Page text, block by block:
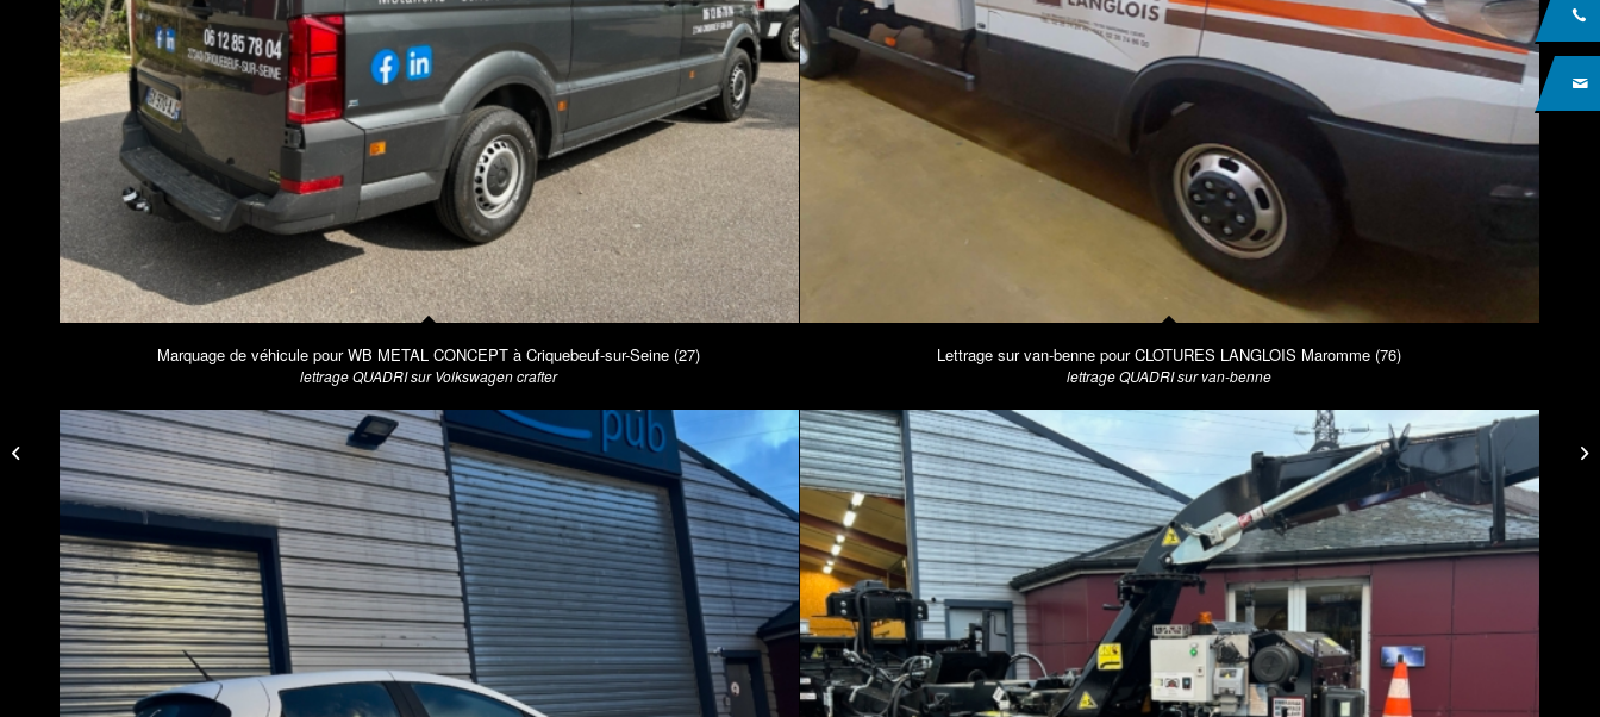
Marquage de véhicule pour WB METAL CONCEPT à Criquebeuf-sur-Seine (27)
lettrage QUADRI sur Volkswagen crafter
Lettrage sur van-benne pour CLOTURES LANGLOIS Maromme (76)
lettrage QUADRI sur van-benne
Signalétique intérieure
pour NORMANDIE
SEAFOOD Rouen (76)